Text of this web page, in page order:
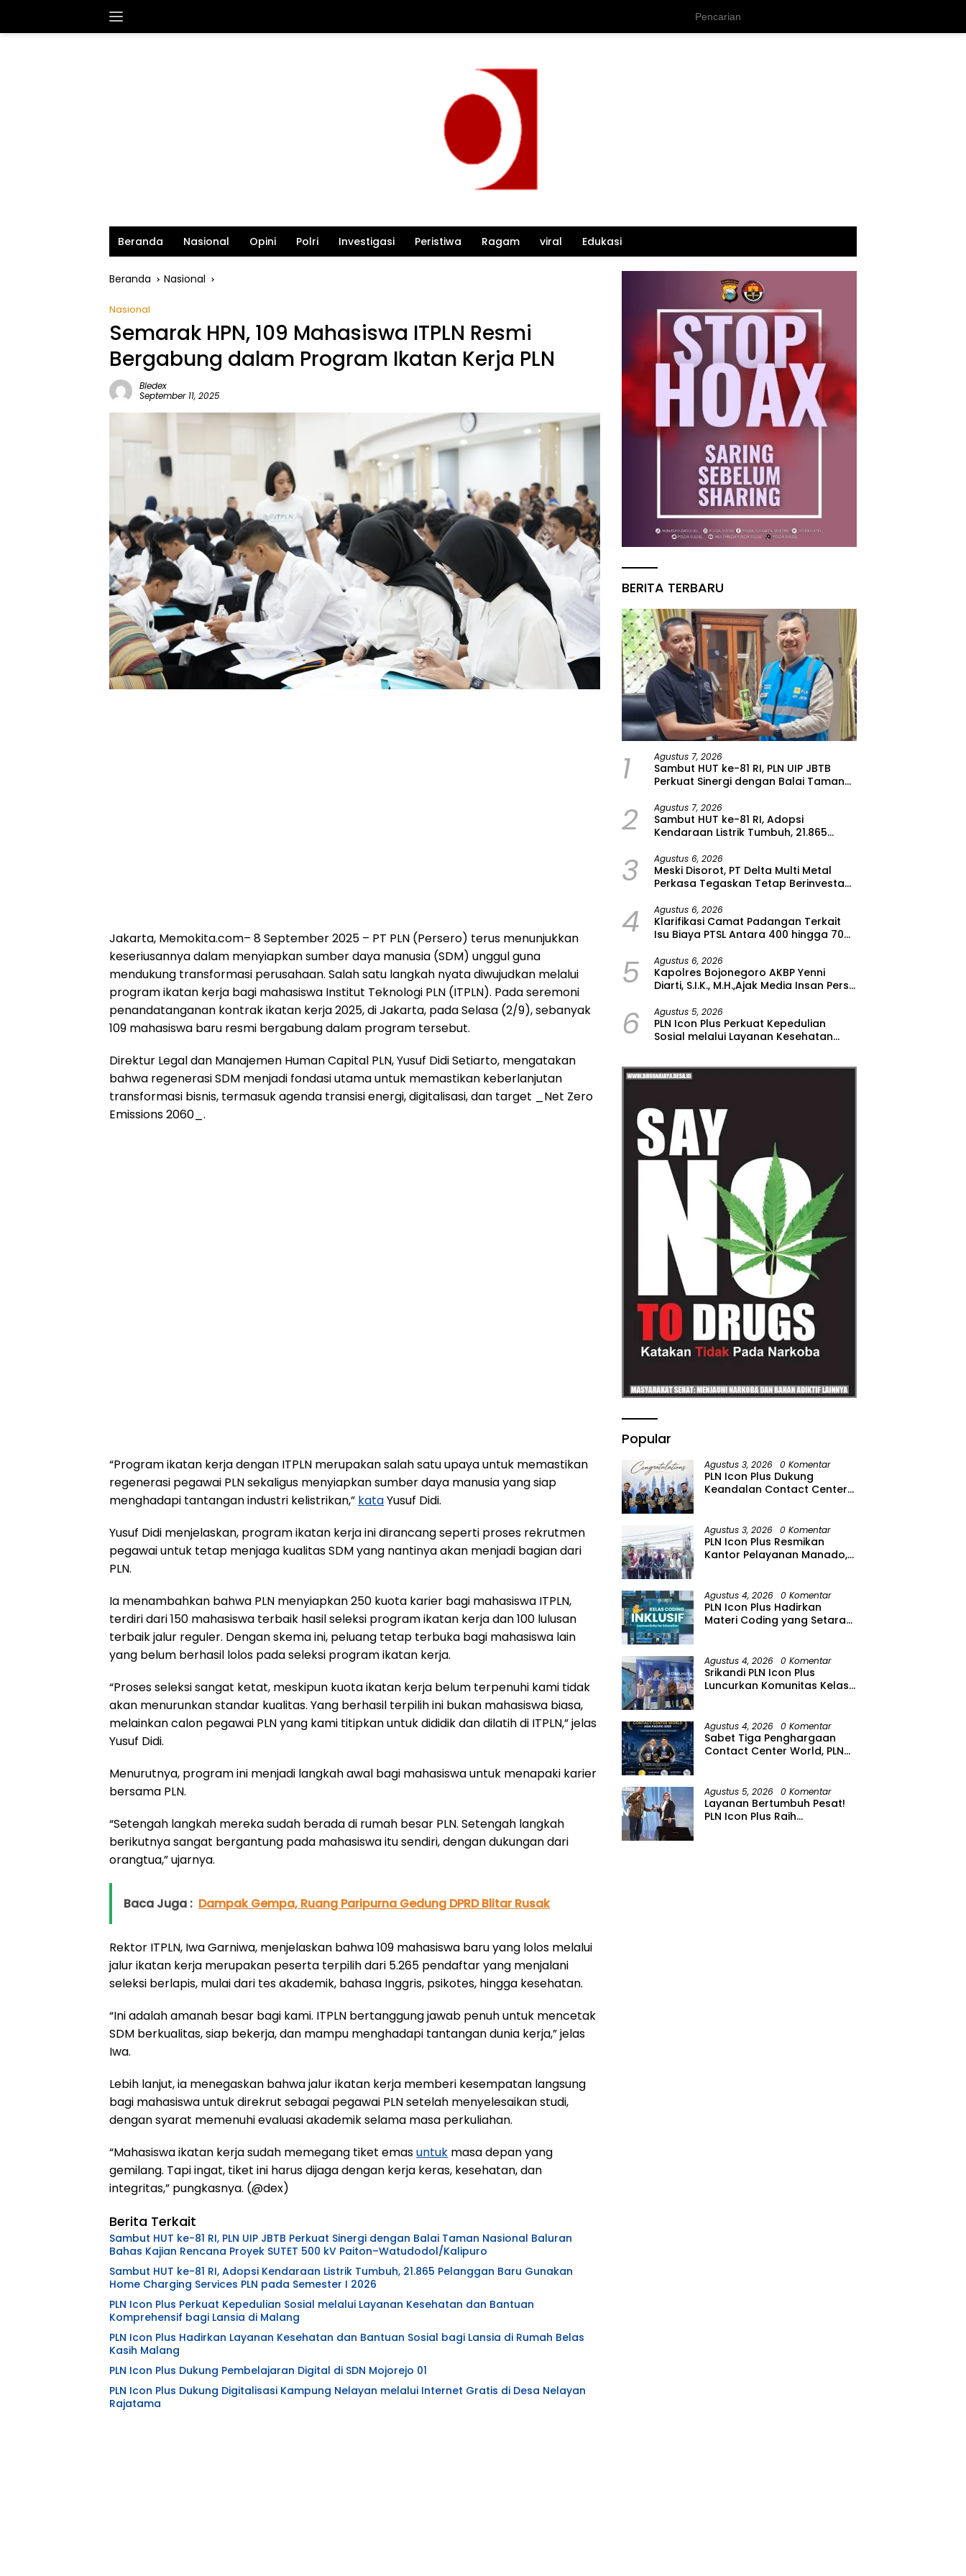
Beranda Nasional Opini Polri Investigasi Peristiwa Ragam viral Edukasi
Beranda Nasional
Nasional
Semarak HPN, 109 Mahasiswa ITPLN Resmi
Bergabung dalam Program Ikatan Kerja PLN
Bledex
September 11, 2025
Jakarta, Memokita.com– 8 September 2025 – PT PLN (Persero) terus menunjukkan
keseriusannya dalam menyiapkan sumber daya manusia (SDM) unggul guna
mendukung transformasi perusahaan. Salah satu langkah nyata diwujudkan melalui
program ikatan kerja bagi mahasiswa Institut Teknologi PLN (ITPLN). Pada seremoni
penandatanganan kontrak ikatan kerja 2025, di Jakarta, pada Selasa (2/9), sebanyak
109 mahasiswa baru resmi bergabung dalam program tersebut.
Direktur Legal dan Manajemen Human Capital PLN, Yusuf Didi Setiarto, mengatakan
bahwa regenerasi SDM menjadi fondasi utama untuk memastikan keberlanjutan
transformasi bisnis, termasuk agenda transisi energi, digitalisasi, dan target _Net Zero
Emissions 2060_.
“Program ikatan kerja dengan ITPLN merupakan salah satu upaya untuk memastikan
regenerasi pegawai PLN sekaligus menyiapkan sumber daya manusia yang siap
menghadapi tantangan industri kelistrikan,” kataYusuf Didi.
Yusuf Didi menjelaskan, program ikatan kerja ini dirancang seperti proses rekrutmen
pegawai untuk tetap menjaga kualitas SDM yang nantinya akan menjadi bagian dari
PLN.
Ia menambahkan bahwa PLN menyiapkan 250 kuota karier bagi mahasiswa ITPLN,
terdiri dari 150 mahasiswa terbaik hasil seleksi program ikatan kerja dan 100 lulusan
terbaik jalur reguler. Dengan skema ini, peluang tetap terbuka bagi mahasiswa lain
yang belum berhasil lolos pada seleksi program ikatan kerja.
“Proses seleksi sangat ketat, meskipun kuota ikatan kerja belum terpenuhi kami tidak
akan menurunkan standar kualitas. Yang berhasil terpilih ini bukan mahasiswa biasa,
melainkan calon pegawai PLN yang kami titipkan untuk dididik dan dilatih di ITPLN,” jelas
Yusuf Didi.
Menurutnya, program ini menjadi langkah awal bagi mahasiswa untuk menapaki karier
bersama PLN.
“Setengah langkah mereka sudah berada di rumah besar PLN. Setengah langkah
berikutnya sangat bergantung pada mahasiswa itu sendiri, dengan dukungan dari
orangtua,” ujarnya.
Baca Juga : Dampak Gempa, Ruang Paripurna Gedung DPRD Blitar Rusak
Rektor ITPLN, Iwa Garniwa, menjelaskan bahwa 109 mahasiswa baru yang lolos melalui
jalur ikatan kerja merupakan peserta terpilih dari 5.265 pendaftar yang menjalani
seleksi berlapis, mulai dari tes akademik, bahasa Inggris, psikotes, hingga kesehatan.
“Ini adalah amanah besar bagi kami. ITPLN bertanggung jawab penuh untuk mencetak
SDM berkualitas, siap bekerja, dan mampu menghadapi tantangan dunia kerja,” jelas
Iwa.
Lebih lanjut, ia menegaskan bahwa jalur ikatan kerja memberi kesempatan langsung
bagi mahasiswa untuk direkrut sebagai pegawai PLN setelah menyelesaikan studi,
dengan syarat memenuhi evaluasi akademik selama masa perkuliahan.
“Mahasiswa ikatan kerja sudah memegang tiket emasuntuk masa depan yang
gemilang. Tapi ingat, tiket ini harus dijaga dengan kerja keras, kesehatan, dan
integritas,” pungkasnya. (@dex)
Berita Terkait
Sambut HUT ke-81 RI, PLN UIP JBTB Perkuat Sinergi dengan Balai Taman Nasional Baluran
Bahas Kajian Rencana Proyek SUTET 500 kV Paiton–Watudodol/Kalipuro
Sambut HUT ke-81 RI, Adopsi Kendaraan Listrik Tumbuh, 21.865 Pelanggan Baru Gunakan
Home Charging Services PLN pada Semester I 2026
PLN Icon Plus Perkuat Kepedulian Sosial melalui Layanan Kesehatan dan Bantuan
Komprehensif bagi Lansia di Malang
PLN Icon Plus Hadirkan Layanan Kesehatan dan Bantuan Sosial bagi Lansia di Rumah Belas
Kasih Malang
PLN Icon Plus Dukung Pembelajaran Digital di SDN Mojorejo 01
PLN Icon Plus Dukung Digitalisasi Kampung Nelayan melalui Internet Gratis di Desa Nelayan
Rajatama
BERITA TERBARU
1 Agustus 7, 2026
Sambut HUT ke-81 RI, PLN UIP JBTB
Perkuat Sinergi dengan Balai Taman
Rencana Proyek SUTET 500 kV Paiton–
Watudodol/Kalipuro
2 Agustus 7, 2026
Sambut HUT ke-81 RI, Adopsi
Kendaraan Listrik Tumbuh, 21.865
Charging Services PLN pada Semester
I 2026
3 Agustus 6, 2026
Meski Disorot, PT Delta Multi Metal
Perkasa Tegaskan Tetap Berinvestasi
4 Agustus 6, 2026
Klarifikasi Camat Padangan Terkait
Isu Biaya PTSL Antara 400 hingga 700
5 Agustus 6, 2026
Kapolres Bojonegoro AKBP Yenni
Diarti, S.I.K., M.H.,Ajak Media Insan Pers
6 Agustus 5, 2026
PLN Icon Plus Perkuat Kepedulian
Sosial melalui Layanan Kesehatan
Popular
Agustus 3, 2026 0 Komentar
PLN Icon Plus Dukung
Keandalan Contact Center
Agustus 3, 2026 0 Komentar
PLN Icon Plus Resmikan
Kantor Pelayanan Manado,
Agustus 4, 2026 0 Komentar
PLN Icon Plus Hadirkan
Materi Coding yang Setara
Agustus 4, 2026 0 Komentar
Srikandi PLN Icon Plus
Luncurkan Komunitas Kelas
Agustus 4, 2026 0 Komentar
Sabet Tiga Penghargaan
Contact Center World, PLN
Center ICONNET
Agustus 5, 2026 0 Komentar
Layanan Bertumbuh Pesat!
PLN Icon Plus Raih